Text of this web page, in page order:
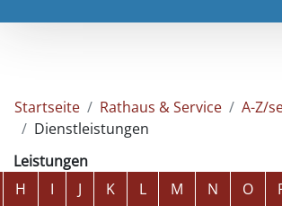
Startseite Rathaus & Service
A-Z/
Dienstleistungen
Leistungen
Alphabetisches Register überspringen
H I J K L M N O